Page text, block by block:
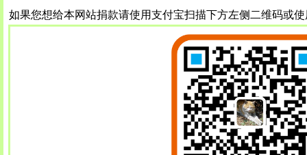
如果您想给本网站捐款请使用支付宝扫描下方左侧二维码或